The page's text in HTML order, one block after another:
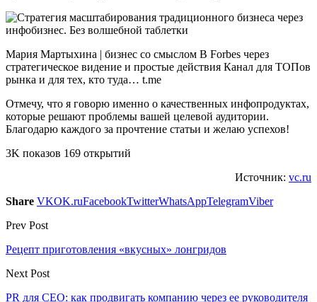
Мария Мартыхина | бизнес со смыслом В Forbes через
стратегическое видение и простые действия Канал для ТОПов
рынка и для тех, кто туда… t.me
Отмечу, что я говорю именно о качественных инфопродуктах,
которые решают проблемы вашей целевой аудитории.
Благодарю каждого за прочтение статьи и желаю успехов!
3K показов 169 открытий
Источник: vc.ru
Share VKOK.ruFacebookTwitterWhatsAppTelegramViber
Prev Post
Рецепт приготовления «вкусных» лонгридов
Next Post
PR для CEO: как продвигать компанию через ее руководителя